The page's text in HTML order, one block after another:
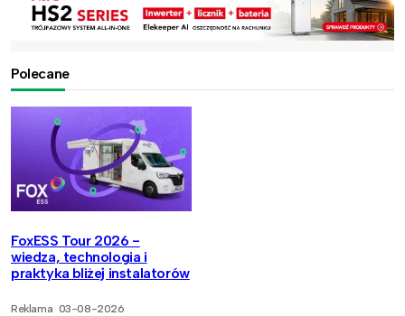
Polecane
FoxESS Tour 2026 -
wiedza, technologia i
praktyka bliżej instalatorów
Reklama 03-08-2026